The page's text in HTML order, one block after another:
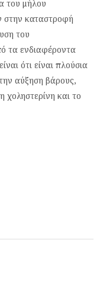
του μήλου
στην καταστροφή
του
τα ενδιαφέροντα
ότι είναι πλούσια
αύξηση βάρους,
χοληστερίνη και το